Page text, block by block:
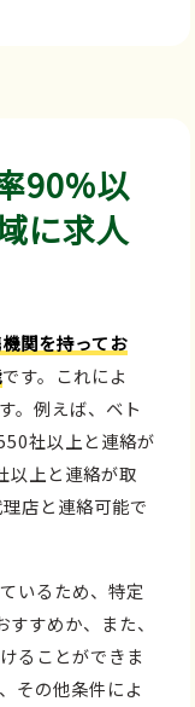
90%以
に求人
関を持ってお
です。これによ
。例えば、ベト
社以上と連絡が
以上と連絡が取
店と連絡可能で
いるため、特定
すめか、また、
ることができま
その他条件によ